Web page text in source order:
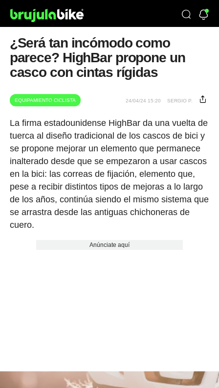
¿Será tan incómodo como
parece? HighBar propone un
casco con cintas rígidas
EQUIPAMIENTO CICLISTA 24/04/24 15:20 SERGIO P.
La firma estadounidense HighBar da una vuelta de
tuerca al diseño tradicional de los cascos de bici y
se propone mejorar un elemento que permanece
inalterado desde que se empezaron a usar cascos
en la bici: las correas de fijación, elemento que,
pese a recibir distintos tipos de mejoras a lo largo
de los años, continúa siendo el mismo sistema que
se arrastra desde las antiguas chichoneras de
cuero.
Anúnciate aquí